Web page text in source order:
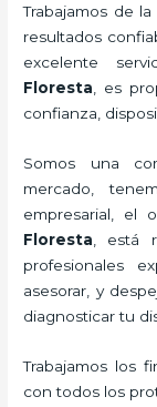
Trabajamos de
resultados
excelente
Floresta , es
confianza,
Somos una
mercado,
empresarial, el
Floresta , está
profesionales
asesorar, y
diagnosticar tu
Trabajamos los
con todos los